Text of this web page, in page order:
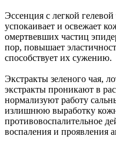
Эссенция с легкой
успокаивает и освежает
омертвевших частиц
пор, повышает
способствует их сужению.
Экстракты зеленого чая,
экстракты проникают в
нормализуют работу
излишнюю выработку
противовоспалительное
воспаления и проявления